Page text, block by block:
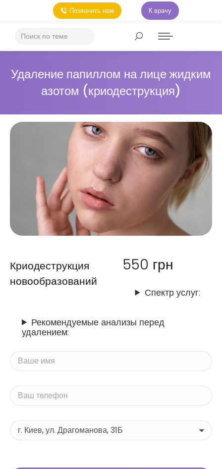
Позвонить нам К врачу
Удаление папиллом на лице жидким
азотом (криодеструкция)
Криодеструкция
новообразований
550 грн
Спектр услуг:
Рекомендуемые анализы перед
удалением: